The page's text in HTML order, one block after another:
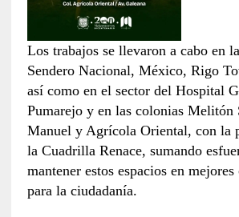
Los trabajos se llevaron a cabo en
Sendero Nacional, México, Rigo
así como en el sector del Hospital
Pumarejo y en las colonias Melitón
Manuel y Agrícola Oriental, con la
la Cuadrilla Renace, sumando
mantener estos espacios en
para la ciudadanía.